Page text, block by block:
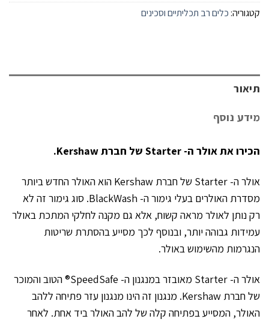
קטגוריה: כלים רב תכליתיים וסכינים
תיאור
מידע נוסף
הכירו את אולר ה- Starter של חברת Kershaw.
אולר ה- Starter של חברת Kershaw הוא האולר החדש ביותר
מסדרת האולרים בעלי גימור ה- BlackWash. סוג גימור זה לא
רק נותן לאולר מראה קשוח, אלא גם מקנה לחלקי המתכת באולר
עמידות גבוהה יותר, ובנוסף לכך מסייע בהסתרת שריטות
הנגרמות מהשימוש באולר.
אולר ה- Starter מאובזר במנגנון ה- SpeedSafe® הטוב והמוכר
של חברת Kershaw. מנגנון זה הינו מנגנון עזר פתיחה ללהב
האולר, המסייע בפתיחה קלה של להב האולר ביד אחת. לאחר